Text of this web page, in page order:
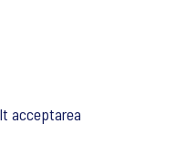
acceptarea